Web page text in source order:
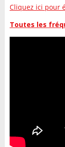
Cliquez ici pour
Toutes les